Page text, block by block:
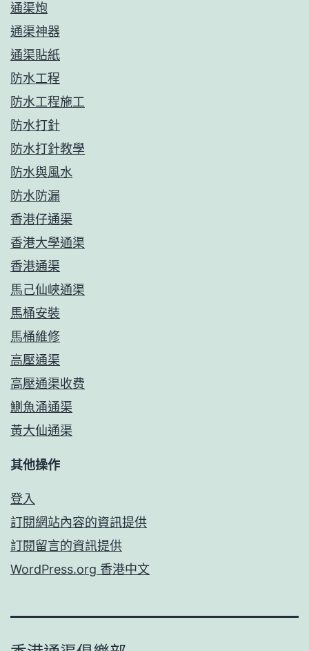
通渠炮
通渠神器
通渠貼紙
防水工程
防水工程施工
防水打針
防水打針教學
防水與風水
防水防漏
香港仔通渠
香港大學通渠
香港通渠
馬己仙峽通渠
馬桶安裝
馬桶維修
高壓通渠
高壓通渠收费
鰂魚涌通渠
黃大仙通渠
其他操作
登入
訂閱網站內容的資訊提供
訂閱留言的資訊提供
WordPress.org 香港中文